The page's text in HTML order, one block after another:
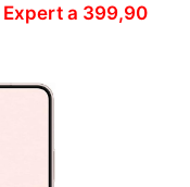
a 399,90